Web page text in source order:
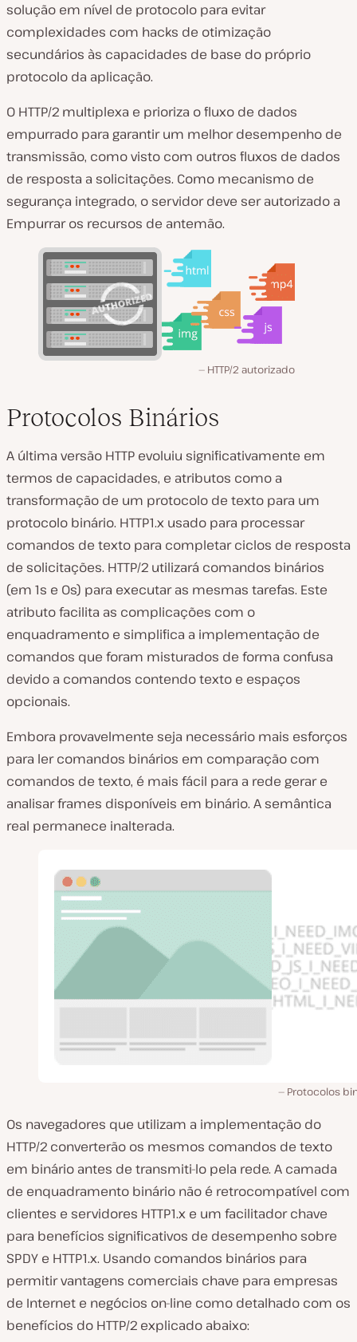
solução em nível de protocolo para evitar
complexidades com hacks de otimização
secundários às capacidades de base do próprio
protocolo da aplicação.
O HTTP/2 multiplexa e prioriza o fluxo de dados
empurrado para garantir um melhor desempenho de
transmissão, como visto com outros fluxos de dados
de resposta a solicitações. Como mecanismo de
segurança integrado, o servidor deve ser autorizado a
Empurrar os recursos de antemão.
HTTP/2 autorizado
Protocolos Binários
A última versão HTTP evoluiu significativamente em
termos de capacidades, e atributos como a
transformação de um protocolo de texto para um
protocolo binário. HTTP1.x usado para processar
comandos de texto para completar ciclos de resposta
de solicitações. HTTP/2 utilizará comandos binários
(em 1s e 0s) para executar as mesmas tarefas. Este
atributo facilita as complicações com o
enquadramento e simplifica a implementação de
comandos que foram misturados de forma confusa
devido a comandos contendo texto e espaços
opcionais.
Embora provavelmente seja necessário mais esforços
para ler comandos binários em comparação com
comandos de texto, é mais fácil para a rede gerar e
analisar frames disponíveis em binário. A semântica
real permanece inalterada.
Protocolos
Os navegadores que utilizam a implementação do
HTTP/2 converterão os mesmos comandos de texto
em binário antes de transmiti-lo pela rede. A camada
de enquadramento binário não é retrocompatível com
clientes e servidores HTTP1.x e um facilitador chave
para benefícios significativos de desempenho sobre
SPDY e HTTP1.x. Usando comandos binários para
permitir vantagens comerciais chave para empresas
de Internet e negócios on-line como detalhado com os
benefícios do HTTP/2 explicado abaixo: